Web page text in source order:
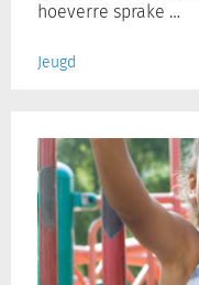
hoeverre sprake …
Jeugd
betaalt,
bepaalt’
toch
niet?